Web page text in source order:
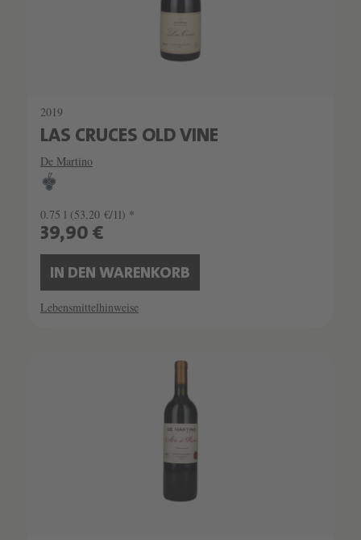
2019
LAS CRUCES OLD VINE
De Martino
0.75 l (53,20 €/1l) *
39,90 €
IN DEN WARENKORB
Lebensmittelhinweise